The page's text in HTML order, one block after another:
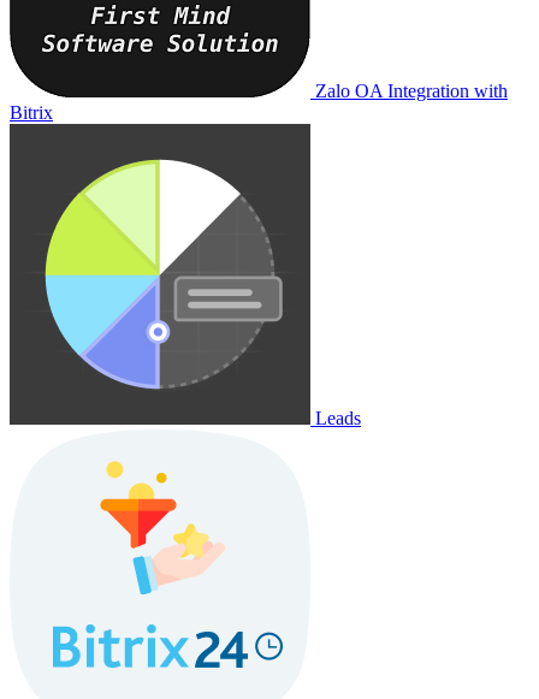
Zalo OA Integration with
Bitrix
Leads